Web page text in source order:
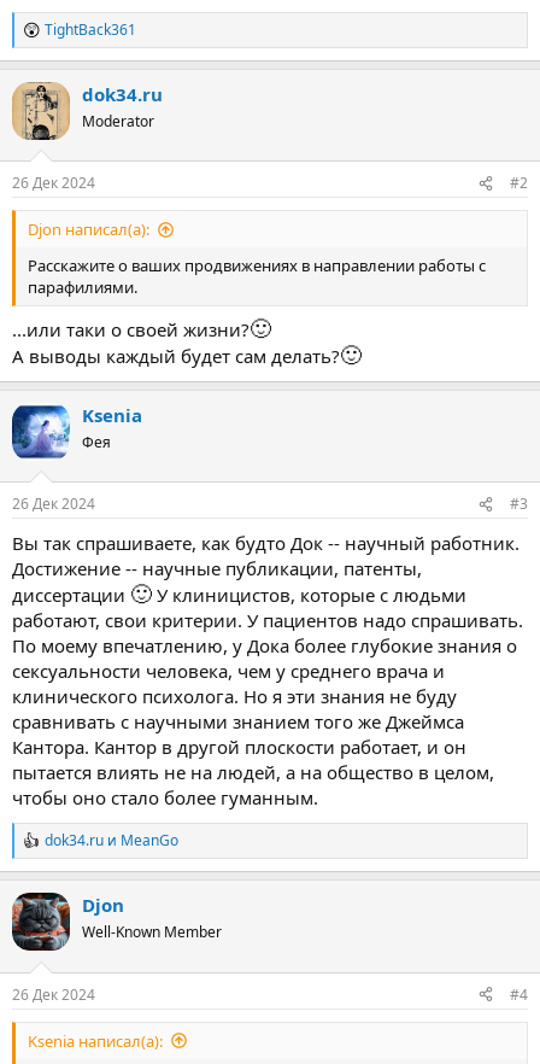
Р
е
к
ц
и
TightBack361
dok34.ru
Moderator
26 Дек 2024 #2
Djon написал(а):
Расскажите о ваших продвижениях в направлении работы с
парафилиями.
...или таки о своей жизни?🙂
А выводы каждый будет сам делать?🙂
Ksenia
Фея
26 Дек 2024 #3
Вы так спрашиваете, как будто Док -- научный работник.
Достижение -- научные публикации, патенты,
диссертации 🙂 У клиницистов, которые с людьми
работают, свои критерии. У пациентов надо спрашивать.
По моему впечатлению, у Дока более глубокие знания о
сексуальности человека, чем у среднего врача и
клинического психолога. Но я эти знания не буду
сравнивать с научными знанием того же Джеймса
Кантора. Кантор в другой плоскости работает, и он
пытается влиять не на людей, а на общество в целом,
чтобы оно стало более гуманным.
Р
е
к
ц
и
dok34.ru и MeanGo
Djon
Well-Known Member
26 Дек 2024 #4
Ksenia написал(а):